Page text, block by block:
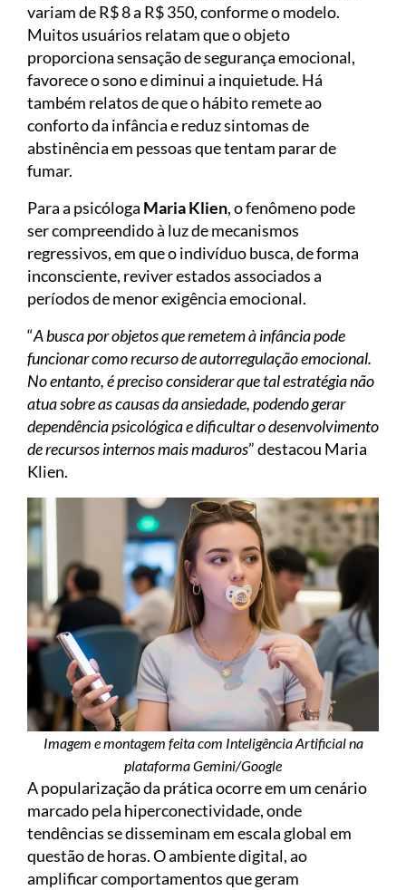
variam de R$ 8 a R$ 350, conforme o modelo.
Muitos usuários relatam que o objeto
proporciona sensação de segurança emocional,
favorece o sono e diminui a inquietude. Há
também relatos de que o hábito remete ao
conforto da infância e reduz sintomas de
abstinência em pessoas que tentam parar de
fumar.
Para a psicóloga Maria Klien, o fenômeno pode
ser compreendido à luz de mecanismos
regressivos, em que o indivíduo busca, de forma
inconsciente, reviver estados associados a
períodos de menor exigência emocional.
“A busca por objetos que remetem à infância pode
funcionar como recurso de autorregulação emocional.
No entanto, é preciso considerar que tal estratégia não
atua sobre as causas da ansiedade, podendo gerar
dependência psicológica e dificultar o desenvolvimento
de recursos internos mais maduros” destacou Maria
Klien.
Imagem e montagem feita com Inteligência Artificial na
plataforma Gemini/Google
A popularização da prática ocorre em um cenário
marcado pela hiperconectividade, onde
tendências se disseminam em escala global em
questão de horas. O ambiente digital, ao
amplificar comportamentos que geram